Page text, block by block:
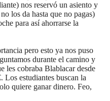
nos reservó un asiento y
los da hasta que no pagas)
para así ahorrarse la
pero esto ya nos puso
durante el camino y
les cobraba Blablacar desde
Los estudiantes buscan la
quiere ganar dinero. Feo,